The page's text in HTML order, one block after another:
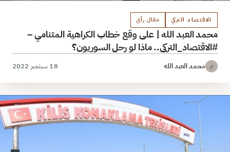
الاقتصاد التركي مقال رأي
محمد العبد الله | على وقع خطاب الكراهية المتنامي –
#الاقتصاد_التركي.. ماذا لو رحل السوريون؟
م محمد العبد الله 18 سبتمبر 2022